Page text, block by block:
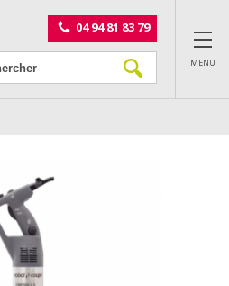
04 94 81 83 79
MENU